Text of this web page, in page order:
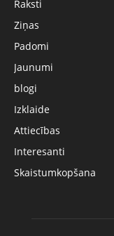
Raksti
Ziņas
Padomi
Jaunumi
blogi
Izklaide
Attiecības
Interesanti
Skaistumkopšana